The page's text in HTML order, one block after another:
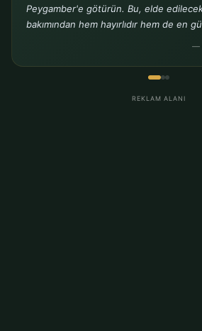
Peygamber'e götürün. Bu, elde
bakımından hem hayırlıdır hem de en
—
REKLAM ALANI